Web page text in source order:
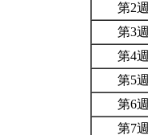
第2週
第3週
第4週
第5週
第6週
第7週